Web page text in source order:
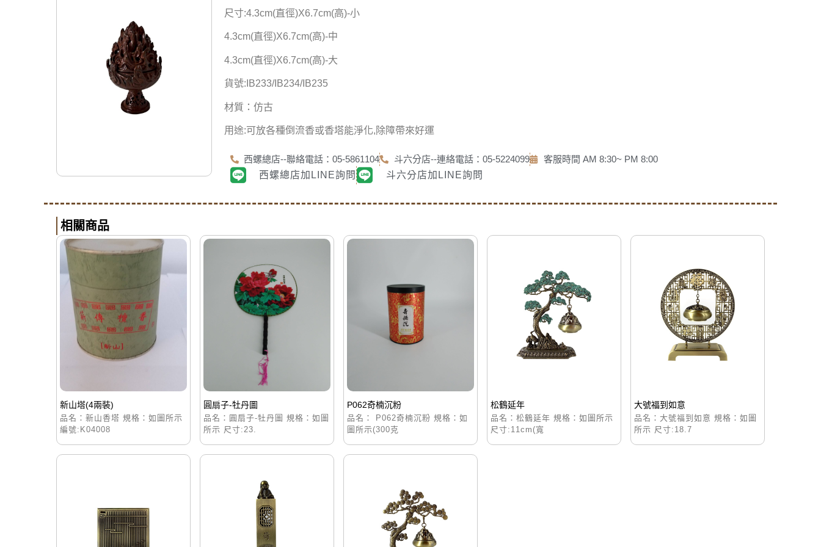
尺寸:4.3cm(直徑)X6.7cm(高)-小
4.3cm(直徑)X6.7cm(高)-中
4.3cm(直徑)X6.7cm(高)-大
貨號:IB233/IB234/IB235
材質：仿古
用途:可放各種倒流香或香塔能淨化,除障帶來好運
西螺總店--聯絡電話：05-5861104 斗六分店--連絡電話：05-5224099
客服時間 AM 8:30~ PM 8:00
西螺總店加LINE詢問
斗六分店加LINE詢問
相關商品
新山塔(4兩裝)
品名：新山香塔 規格：如圖所示
編號:K04008
圓扇子-牡丹圖
品名：圓扇子-牡丹圖 規格：如圖
所示 尺寸:23.
P062奇楠沉粉
品名： P062奇楠沉粉 規格：如
圖所示(300克
松鶴延年
品名：松鶴延年 規格：如圖所示
尺寸:11cm(寬
大號福到如意
品名：大號福到如意 規格：如圖
所示 尺寸:18.7